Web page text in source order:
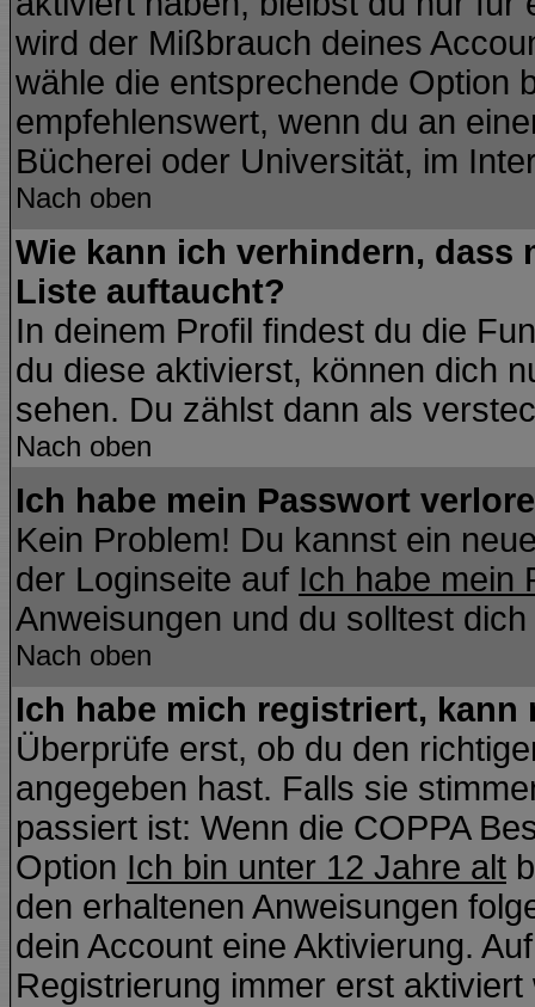
wird der Mißbrauch deines
wähle die entsprechende Option
empfehlenswert, wenn du an
Bücherei oder Universität, im
Nach oben
Wie kann ich verhindern, dass
Liste auftaucht?
In deinem Profil findest du die
du diese aktivierst, können dich
sehen. Du zählst dann als
Nach oben
Ich habe mein Passwort
Kein Problem! Du kannst ein
der Loginseite auf Ich habe mein
Anweisungen und du solltest
Nach oben
Ich habe mich registriert,
Überprüfe erst, ob du den
angegeben hast. Falls sie
passiert ist: Wenn die COPPA
Option Ich bin unter 12 Jahre alt
den erhaltenen Anweisungen
dein Account eine Aktivierung.
Registrierung immer erst